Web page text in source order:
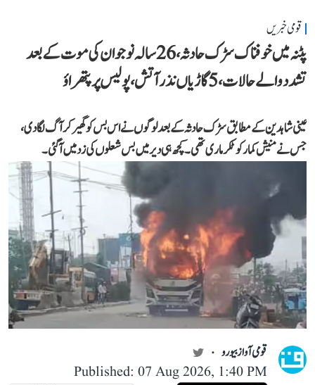
قومی خبریں
پٹنہ میں خوفناک سڑک حادثہ، 26 سالہ نوجوان کی موت کے بعد
تشدد والے حالات، 5 گاڑیاں نذر آتش، پولیس پر پتھراؤ
عینی شاہدین کے مطابق سڑک حادثہ کے بعد لوگوں نے اس بس کو گھیر کر آگ لگا دی،
جس نے منیش کمار کو ٹکر ماری تھی۔ کچھ ہی دیر میں بس شعلوں کی زد میں آ گئی۔
قومی آواز بیورو
Published: 07 Aug 2026, 1:40 PM